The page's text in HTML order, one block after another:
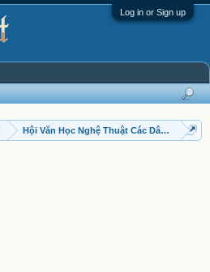
Log in or Sign up
Hội Văn Học Nghệ Thuật Các Dân Tộc